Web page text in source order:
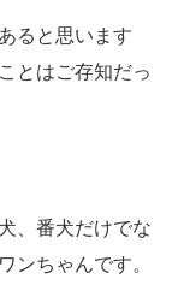
ると思います
とはご存知だっ
、番犬だけでな
ンちゃんです。